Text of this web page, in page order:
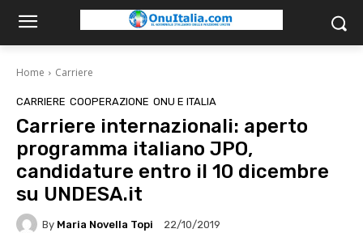
Home Carriere
CARRIERE COOPERAZIONE ONU E ITALIA
Carriere internazionali: aperto
programma italiano JPO,
candidature entro il 10 dicembre
su UNDESA.it
By Maria Novella Topi 22/10/2019